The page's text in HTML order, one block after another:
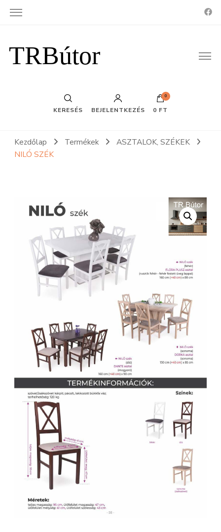
TRBútor
KERESÉS BEJELENTKEZÉS
0
0 FT
Kezdőlap Termékek
ASZTALOK, SZÉKEK
NILÓ SZÉK